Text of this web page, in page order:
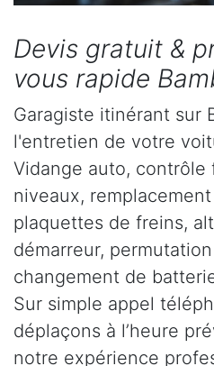
Devis gratuit &
vous rapide
Garagiste itinérant sur
l'entretien de votre
Vidange auto, contrôle
niveaux,
plaquettes de freins,
démarreur,
changement de
Sur simple appel
déplaçons à l’heure
notre expérience